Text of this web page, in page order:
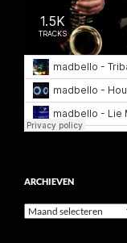
ARCHIEVEN
Archieven